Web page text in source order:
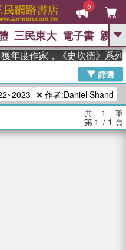
5
GO
高希均教授回憶錄
Odyssey 、 父親節 、 花開錦
期推薦 、 方念華 、 台灣的
代 、 數學女孩：黎曼猜想
如果歷史是一
臺灣漫遊錄
三民東大 電子書 親子
年度作家，《史坎德》系列
篩選
作者:Daniel Shand
共 1 筆
第 1 / 1 頁